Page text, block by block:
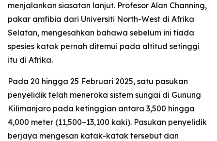
menjalankan siasatan lanjut. Profesor Alan Channing,
pakar amfibia dari Universiti North-West di Afrika
Selatan, mengesahkan bahawa sebelum ini tiada
spesies katak pernah ditemui pada altitud setinggi
itu di Afrika.
Pada 20 hingga 25 Februari 2025, satu pasukan
penyelidik telah meneroka sistem sungai di Gunung
Kilimanjaro pada ketinggian antara 3,500 hingga
4,000 meter (11,500–13,100 kaki). Pasukan penyelidik
berjaya mengesan katak-katak tersebut dan